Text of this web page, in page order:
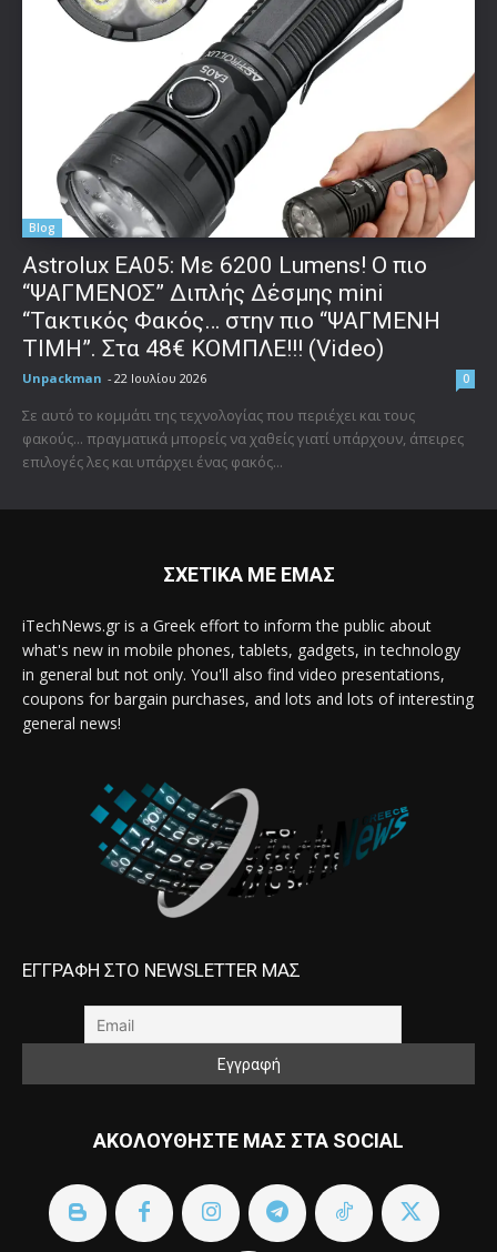
Blog
Astrolux ΕΑ05: Με 6200 Lumens! Ο πιο
“ΨΑΓΜΕΝΟΣ” Διπλής Δέσμης mini
“Τακτικός Φακός… στην πιο “ΨΑΓΜΕΝΗ
ΤΙΜΗ”. Στα 48€ ΚΟΜΠΛΕ!!! (Video)
Unpackman - 22 Ιουλίου 2026 0
Σε αυτό το κομμάτι της τεχνολογίας που περιέχει και τους
φακούς... πραγματικά μπορείς να χαθείς γιατί υπάρχουν, άπειρες
επιλογές λες και υπάρχει ένας φακός...
ΣΧΕΤΙΚΑ ΜΕ ΕΜΑΣ
iTechNews.gr is a Greek effort to inform the public about
what's new in mobile phones, tablets, gadgets, in technology
in general but not only. You'll also find video presentations,
coupons for bargain purchases, and lots and lots of interesting
general news!
ΕΓΓΡΑΦΗ ΣΤΟ NEWSLETTER ΜΑΣ
ΑΚΟΛΟΥΘΗΣΤΕ ΜΑΣ ΣΤΑ SOCIAL